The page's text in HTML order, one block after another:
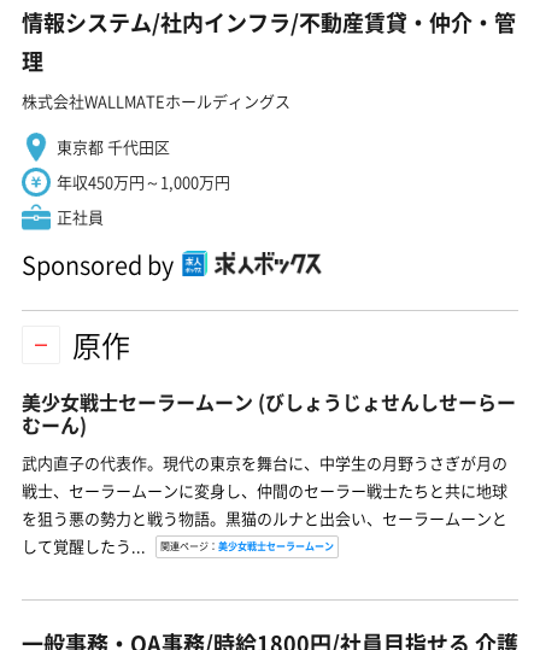
情報システム/社内インフラ/不動産賃貸・仲介・管
理
株式会社WALLMATEホールディングス
東京都 千代田区
年収450万円～1,000万円
正社員
Sponsored by
原作
美少女戦士セーラームーン (びしょうじょせんしせーらー
むーん)
武内直子の代表作。現代の東京を舞台に、中学生の月野うさぎが月の
戦士、セーラームーンに変身し、仲間のセーラー戦士たちと共に地球
を狙う悪の勢力と戦う物語。黒猫のルナと出会い、セーラームーンと
して覚醒したう...
関連ページ： 美少女戦士セーラームーン
一般事務・OA事務/時給1800円/社員目指せる 介護